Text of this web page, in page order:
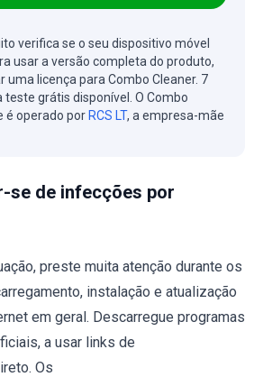
verifica se o seu dispositivo móvel
usar a versão completa do produto,
uma licença para Combo Cleaner. 7
grátis disponível. O Combo
é operado por RCS LT, a empresa-mãe
se de infecções por
preste muita atenção durante os
instalação e atualização
em geral. Descarregue programas
a usar links de
Os